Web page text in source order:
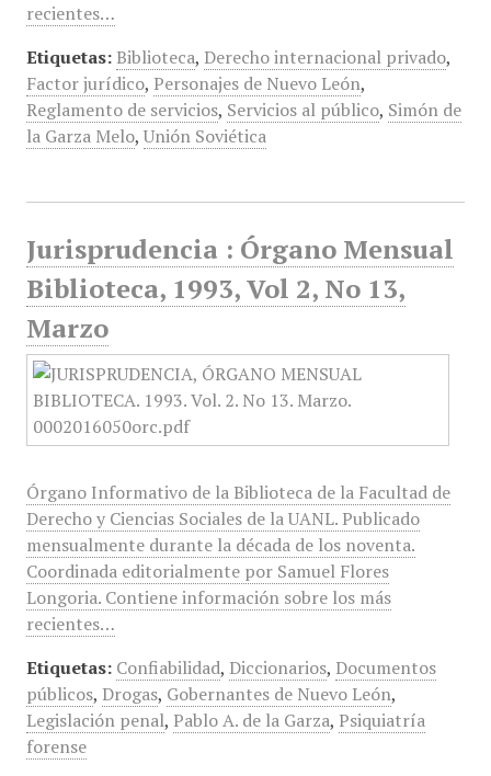
recientes…
Etiquetas: Biblioteca, Derecho internacional privado,
Factor jurídico, Personajes de Nuevo León,
Reglamento de servicios, Servicios al público, Simón de
la Garza Melo, Unión Soviética
Jurisprudencia : Órgano Mensual
Biblioteca, 1993, Vol 2, No 13,
Marzo
Órgano Informativo de la Biblioteca de la Facultad de
Derecho y Ciencias Sociales de la UANL. Publicado
mensualmente durante la década de los noventa.
Coordinada editorialmente por Samuel Flores
Longoria. Contiene información sobre los más
recientes…
Etiquetas: Confiabilidad, Diccionarios, Documentos
públicos, Drogas, Gobernantes de Nuevo León,
Legislación penal, Pablo A. de la Garza, Psiquiatría
forense